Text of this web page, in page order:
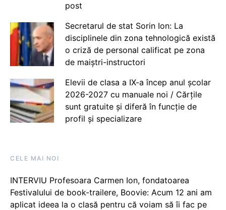
post
Secretarul de stat Sorin Ion: La
disciplinele din zona tehnologică există
o criză de personal calificat pe zona
de maiștri-instructori
Elevii de clasa a IX-a încep anul școlar
2026-2027 cu manuale noi / Cărțile
sunt gratuite și diferă în funcție de
profil și specializare
CELE MAI NOI
INTERVIU Profesoara Carmen Ion, fondatoarea
Festivalului de book-trailere, Boovie: Acum 12 ani am
aplicat ideea la o clasă pentru că voiam să îi fac pe